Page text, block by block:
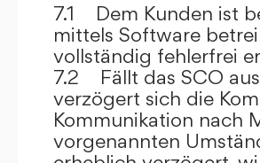
7.1 Dem Kunden ist
mittels Software
vollständig fehlerfrei
7.2 Fällt das SCO
verzögert sich die
Kommunikation nach
vorgenannten